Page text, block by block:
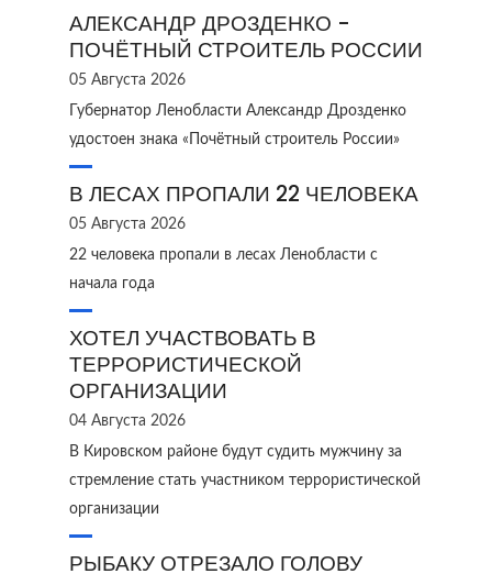
АЛЕКСАНДР ДРОЗДЕНКО -
ПОЧЁТНЫЙ СТРОИТЕЛЬ РОССИИ
05 Августа 2026
Губернатор Ленобласти Александр Дрозденко
удостоен знака «Почётный строитель России»
В ЛЕСАХ ПРОПАЛИ 22 ЧЕЛОВЕКА
05 Августа 2026
22 человека пропали в лесах Ленобласти с
начала года
ХОТЕЛ УЧАСТВОВАТЬ В
ТЕРРОРИСТИЧЕСКОЙ
ОРГАНИЗАЦИИ
04 Августа 2026
В Кировском районе будут судить мужчину за
стремление стать участником террористической
организации
РЫБАКУ ОТРЕЗАЛО ГОЛОВУ